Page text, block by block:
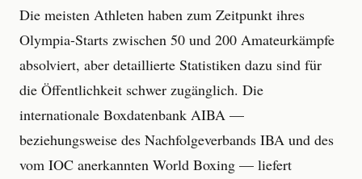
Die meisten Athleten haben zum Zeitpunkt ihres
Olympia-Starts zwischen 50 und 200 Amateurkämpfe
absolviert, aber detaillierte Statistiken dazu sind für
die Öffentlichkeit schwer zugänglich. Die
internationale Boxdatenbank AIBA —
beziehungsweise des Nachfolgeverbands IBA und des
vom IOC anerkannten World Boxing — liefert